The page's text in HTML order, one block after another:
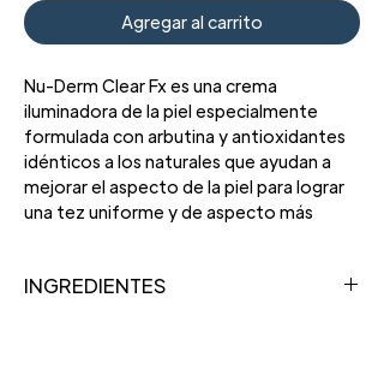
Agregar al carrito
Nu-Derm Clear Fx es una crema
iluminadora de la piel especialmente
formulada con arbutina y antioxidantes
idénticos a los naturales que ayudan a
mejorar el aspecto de la piel para lograr
una tez uniforme y de aspecto más
INGREDIENTES